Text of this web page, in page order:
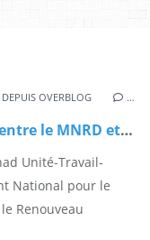
OVERBLOG …
Tchad: rupture entre le MNRD et l'UJPT
Unité-Travail-
National pour le
Renouveau